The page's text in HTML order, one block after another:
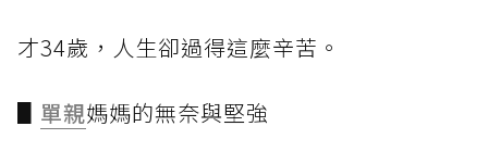
才34歲，人生卻過得這麼辛苦。
▋ 單親媽媽的無奈與堅強